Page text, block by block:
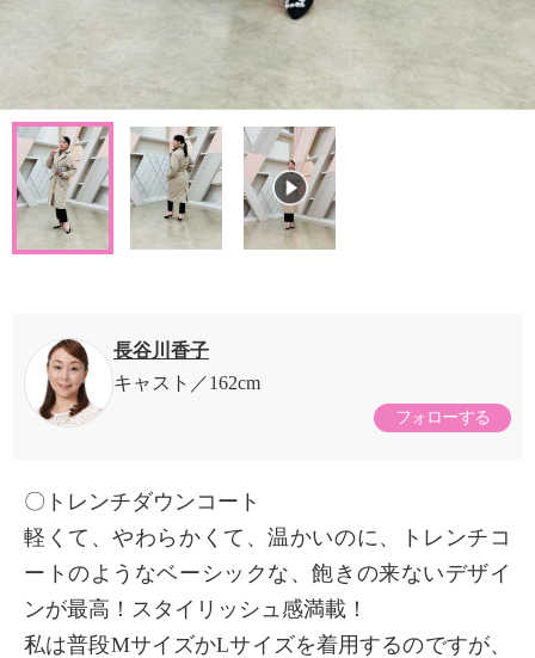
長谷川香子
キャスト
162cm
フォローする
〇トレンチダウンコート
軽くて、やわらかくて、温かいのに、トレンチコ
ートのようなベーシックな、飽きの来ないデザイ
ンが最高！スタイリッシュ感満載！
私は普段MサイズかLサイズを着用するのですが、